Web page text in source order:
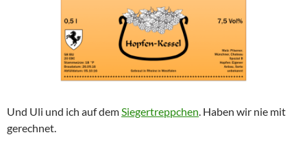
Und Uli und ich auf demSiegertreppchen. Haben wir nie mit
gerechnet.